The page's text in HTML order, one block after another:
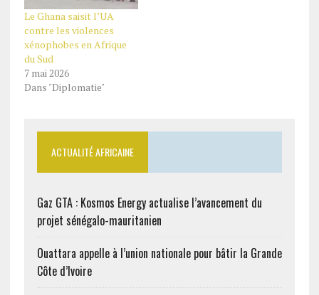
Le Ghana saisit l’UA
contre les violences
xénophobes en Afrique
du Sud
7 mai 2026
Dans "Diplomatie"
ACTUALITÉ AFRICAINE
Gaz GTA : Kosmos Energy actualise l’avancement du
projet sénégalo-mauritanien
Ouattara appelle à l’union nationale pour bâtir la Grande
Côte d’Ivoire